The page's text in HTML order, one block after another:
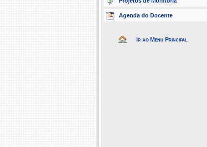
Agenda do Docente
Ir ao Menu Principal